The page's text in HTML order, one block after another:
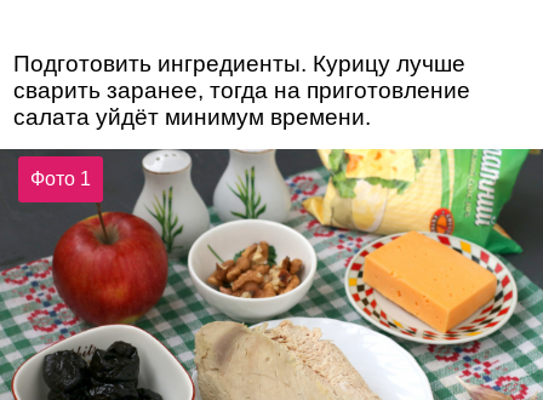
Подготовить ингредиенты. Курицу лучше
сварить заранее, тогда на приготовление
салата уйдёт минимум времени.
Фото 1